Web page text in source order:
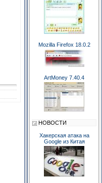
Mozilla Firefox 18.0.2
ArtMoney 7.40.4
НОВОСТИ
Хакерская атака на
Google из Китая